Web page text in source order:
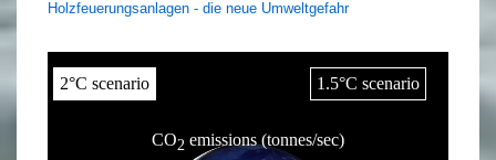
Holzfeuerungsanlagen - die neue Umweltgefahr